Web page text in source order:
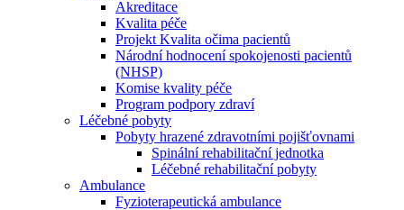
Akreditace
Kvalita péče
Projekt Kvalita očima pacientů
Národní hodnocení spokojenosti pacientů
(NHSP)
Komise kvality péče
Program podpory zdraví
Léčebné pobyty
Pobyty hrazené zdravotními pojišťovnami
Spinální rehabilitační jednotka
Léčebné rehabilitační pobyty
Ambulance
Fyzioterapeutická ambulance